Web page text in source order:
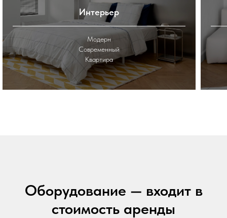
Интерьер
Модерн
Современный
Квартира
Оборудование — входит в
стоимость аренды